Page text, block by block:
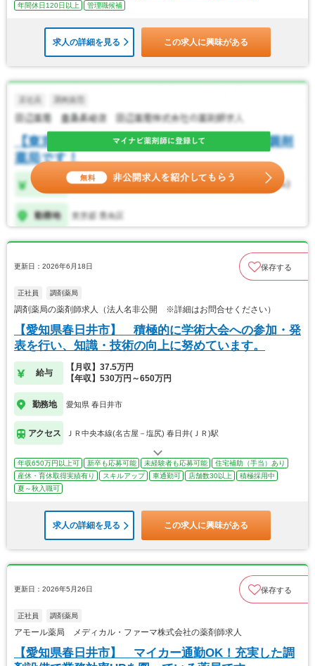
年間休日120日以上
管理職候補
求人の詳細を見る この求人に興味がある
更新日：2026年6月18日 保存する
正社員 調剤薬局
調剤薬局の薬剤師求人（法人名非公開 ※詳細はお問合せください）
【愛知県春日井市】 積極的に学術大会への参加・発
表を行い、知識・技術の向上に努めています。
給与
【月収】37.5万円
【年収】530万円～650万円
勤務地 愛知県 春日井市
アクセス ＪＲ中央本線(名古屋－塩尻) 春日井(ＪＲ)駅
年収650万円以上可 新卒も応募可能 未経験者も応募可能
住宅補助（手当）あり
産休・育休取得実績有り
スキルアップ 車通勤可 店舗数30以上
積極採用中
夏～秋入職可
求人の詳細を見る この求人に興味がある
更新日：2026年5月26日 保存する
正社員 調剤薬局
アモール薬局 メディカル・ファーマ株式会社の薬剤師求人
【愛知県春日井市】 マイカー通勤OK！充実した調